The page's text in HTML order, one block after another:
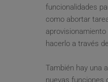
funcionalidades
como abortar
hacerlo a través
También hay una
nuevas funciones